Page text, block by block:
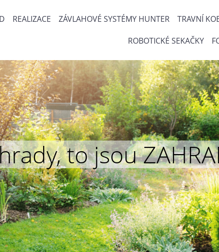
REALIZACE ZÁVLAHOVÉ SYSTÉMY HUNTER TRAVNÍ
ROBOTICKÉ SEKAČKY
to jsou